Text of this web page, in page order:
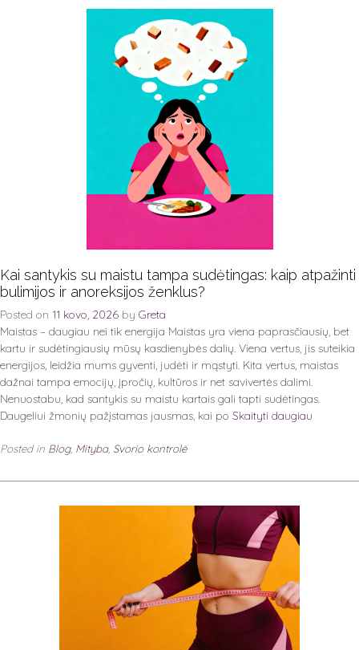
Kai santykis su maistu tampa sudėtingas: kaip atpažinti
bulimijos ir anoreksijos ženklus?
Posted on 11 kovo, 2026 by Greta
Maistas – daugiau nei tik energija Maistas yra viena paprasčiausių, bet
kartu ir sudėtingiausių mūsų kasdienybės dalių. Viena vertus, jis suteikia
energijos, leidžia mums gyventi, judėti ir mąstyti. Kita vertus, maistas
dažnai tampa emocijų, įpročių, kultūros ir net savivertės dalimi.
Nenuostabu, kad santykis su maistu kartais gali tapti sudėtingas.
Daugeliui žmonių pažįstamas jausmas, kai po Skaityti daugiau
Posted in Blog, Mityba, Svorio kontrolė